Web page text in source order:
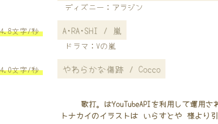
ディズニー：アラジン
4.8文字/秒 A･RA･SHI / 嵐
ドラマ：Vの嵐
4.0文字/秒 やわらかな傷跡 / Cocco
歌打。はYouTubeAPIを利用して運用さ
トナカイのイラストは いらすとや 様より